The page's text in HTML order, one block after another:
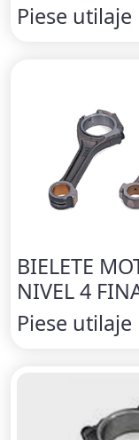
Piese utilaje
BIELETE
NIVEL 4
Piese utilaje